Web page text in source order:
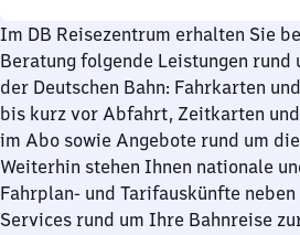
Im DB Reisezentrum erhalten Sie
Beratung folgende Leistungen rund
der Deutschen Bahn: Fahrkarten
bis kurz vor Abfahrt, Zeitkarten
im Abo sowie Angebote rund um
Weiterhin stehen Ihnen nationale
Fahrplan- und Tarifauskünfte neben
Services rund um Ihre Bahnreise